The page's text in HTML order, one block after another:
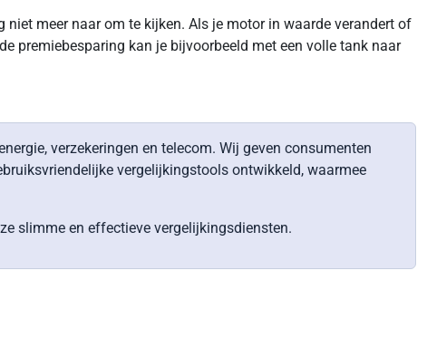
meer naar om te kijken. Als je motor in waarde verandert of
premiebesparing kan je bijvoorbeeld met een volle tank naar
verzekeringen en telecom. Wij geven consumenten
vergelijkingstools ontwikkeld, waarmee
slimme en effectieve vergelijkingsdiensten.